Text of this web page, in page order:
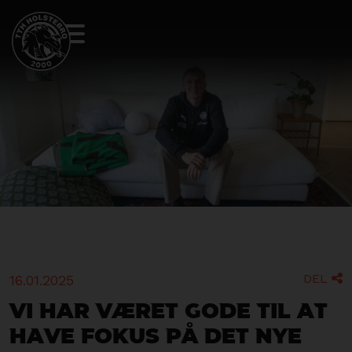
16.01.2025 DEL 
Vi har været gode til at
have fokus på det nye